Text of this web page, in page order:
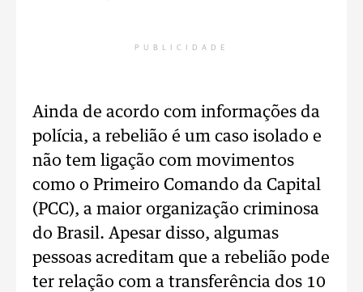
PUBLICIDADE
Ainda de acordo com informações da
polícia, a rebelião é um caso isolado e
não tem ligação com movimentos
como o Primeiro Comando da Capital
(PCC), a maior organização criminosa
do Brasil. Apesar disso, algumas
pessoas acreditam que a rebelião pode
ter relação com a transferência dos 10